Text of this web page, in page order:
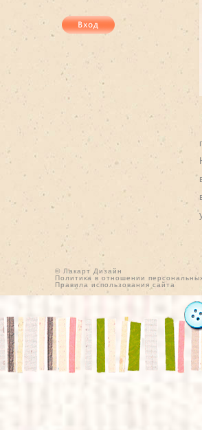
© Лакарт Дизайн
Политика в отношении
Правила использования сайта